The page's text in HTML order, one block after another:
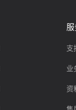
系统 光纤通信系
格 光纤类型：单
1310nm、
≥50.0dB 耐用性
支
业
资